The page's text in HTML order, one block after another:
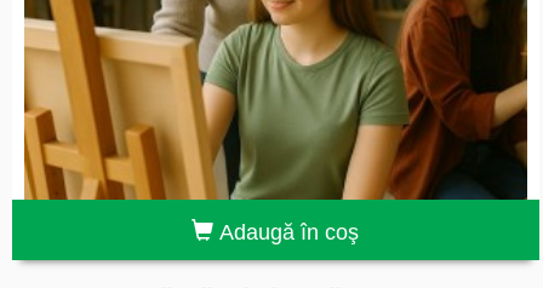
Adaugă în coş